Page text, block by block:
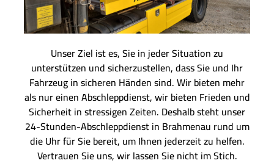
Unser Ziel ist es, Sie in jeder Situation zu
unterstützen und sicherzustellen, dass Sie und Ihr
Fahrzeug in sicheren Händen sind. Wir bieten mehr
als nur einen Abschleppdienst, wir bieten Frieden und
Sicherheit in stressigen Zeiten. Deshalb steht unser
24-Stunden-Abschleppdienst in Brahmenau rund um
die Uhr für Sie bereit, um Ihnen jederzeit zu helfen.
Vertrauen Sie uns, wir lassen Sie nicht im Stich.